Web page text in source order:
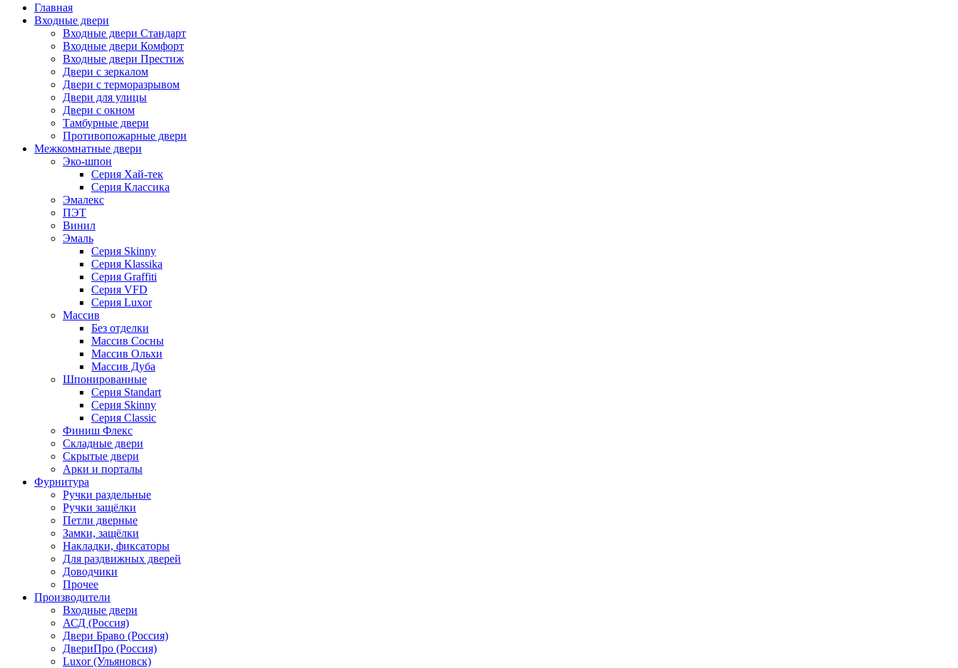
Главная
Входные двери
Входные двери Стандарт
Входные двери Комфорт
Входные двери Престиж
Двери с зеркалом
Двери с терморазрывом
Двери для улицы
Двери с окном
Тамбурные двери
Противопожарные двери
Межкомнатные двери
Эко-шпон
Серия Хай-тек
Серия Классика
Эмалекс
ПЭТ
Винил
Эмаль
Серия Skinny
Серия Klassika
Серия Graffiti
Серия VFD
Серия Luxor
Массив
Без отделки
Массив Сосны
Массив Ольхи
Массив Дуба
Шпонированные
Серия Standart
Серия Skinny
Серия Classic
Финиш Флекс
Складные двери
Скрытые двери
Арки и порталы
Фурнитура
Ручки раздельные
Ручки защёлки
Петли дверные
Замки, защёлки
Накладки, фиксаторы
Для раздвижных дверей
Доводчики
Прочее
Производители
Входные двери
АСД (Россия)
Двери Браво (Россия)
ДвериПро (Россия)
Luxor (Ульяновск)